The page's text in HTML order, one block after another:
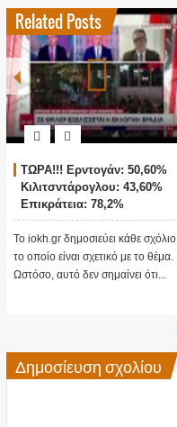
Related Posts
ΤΩΡΑ!!! Ερντογάν: 50,60%
Κιλιτσντάρογλου: 43,60%
Επικράτεια: 78,2%
Το iokh.gr δημοσιεύει κάθε σχόλιο
το οποίο είναι σχετικό με το θέμα.
Ωστόσο, αυτό δεν σημαίνει ότι...
Δημοσίευση σχολίου